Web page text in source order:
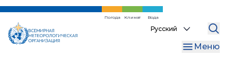
Перейти
основному
содержанию
Погода Климат Вода
Select
language
Меню